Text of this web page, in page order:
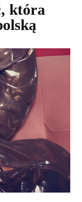
która